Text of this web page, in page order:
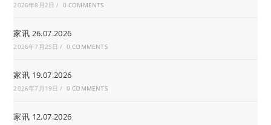
2026年8月2日 / 0 COMMENTS
家讯 26.07.2026
2026年7月25日 / 0 COMMENTS
家讯 19.07.2026
2026年7月19日 / 0 COMMENTS
家讯 12.07.2026